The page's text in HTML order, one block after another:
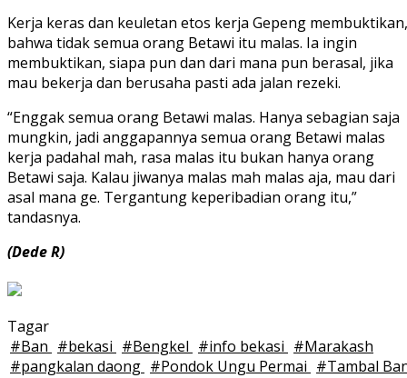
Kerja keras dan keuletan etos kerja Gepeng membuktikan,
bahwa tidak semua orang Betawi itu malas. Ia ingin
membuktikan, siapa pun dan dari mana pun berasal, jika
mau bekerja dan berusaha pasti ada jalan rezeki.
“Enggak semua orang Betawi malas. Hanya sebagian saja
mungkin, jadi anggapannya semua orang Betawi malas
kerja padahal mah, rasa malas itu bukan hanya orang
Betawi saja. Kalau jiwanya malas mah malas aja, mau dari
asal mana ge. Tergantung keperibadian orang itu,”
tandasnya.
(Dede R)
Tagar
#Ban #bekasi #Bengkel #info bekasi #Marakash
#pangkalan daong #Pondok Ungu Permai #Tambal